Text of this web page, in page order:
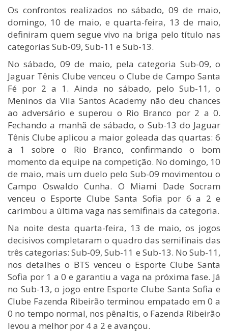
Os confrontos realizados no sábado, 09 de maio,
domingo, 10 de maio, e quarta-feira, 13 de maio,
definiram quem segue vivo na briga pelo título nas
categorias Sub-09, Sub-11 e Sub-13.
No sábado, 09 de maio, pela categoria Sub-09, o
Jaguar Tênis Clube venceu o Clube de Campo Santa
Fé por 2 a 1. Ainda no sábado, pelo Sub-11, o
Meninos da Vila Santos Academy não deu chances
ao adversário e superou o Rio Branco por 2 a 0.
Fechando a manhã de sábado, o Sub-13 do Jaguar
Tênis Clube aplicou a maior goleada das quartas: 6
a 1 sobre o Rio Branco, confirmando o bom
momento da equipe na competição. No domingo, 10
de maio, mais um duelo pelo Sub-09 movimentou o
Campo Oswaldo Cunha. O Miami Dade Socram
venceu o Esporte Clube Santa Sofia por 6 a 2 e
carimbou a última vaga nas semifinais da categoria.
Na noite desta quarta-feira, 13 de maio, os jogos
decisivos completaram o quadro das semifinais das
três categorias: Sub-09, Sub-11 e Sub-13. No Sub-11,
nos detalhes o BTS venceu o Esporte Clube Santa
Sofia por 1 a 0 e garantiu a vaga na próxima fase. Já
no Sub-13, o jogo entre Esporte Clube Santa Sofia e
Clube Fazenda Ribeirão terminou empatado em 0 a
0 no tempo normal, nos pênaltis, o Fazenda Ribeirão
levou a melhor por 4 a 2 e avançou.